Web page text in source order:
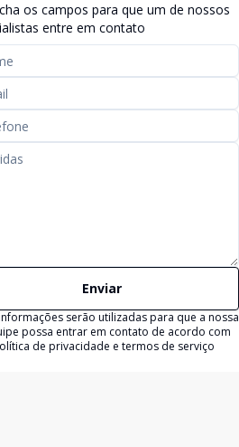
os campos para que um de nossos
entre em contato
Enviar
serão utilizadas para que a nossa
possa entrar em contato de acordo com
de privacidade e termos de serviço